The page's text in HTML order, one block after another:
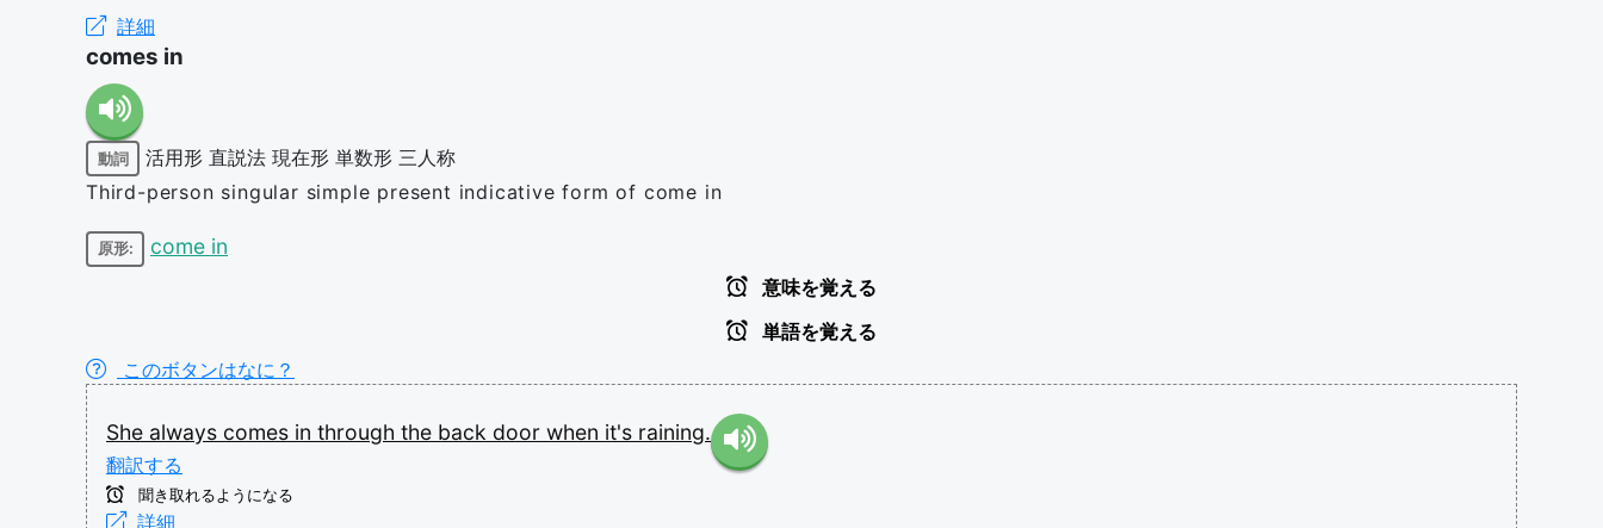
詳細
comes in
動詞 活用形 直説法 現在形 単数形 三人称
Third-person singular simple present indicative form of come in
原形: come in
意味を覚える
単語を覚える
このボタンはなに？
She always comes in through the back door when it's raining.
翻訳する
聞き取れるようになる
詳細